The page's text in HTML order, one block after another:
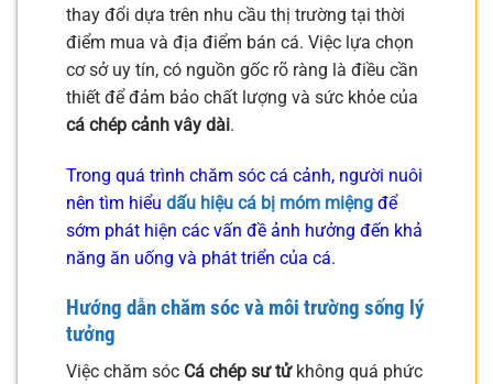
thay đổi dựa trên nhu cầu thị trường tại thời
điểm mua và địa điểm bán cá. Việc lựa chọn
cơ sở uy tín, có nguồn gốc rõ ràng là điều cần
thiết để đảm bảo chất lượng và sức khỏe của
cá chép cảnh vây dài.
Trong quá trình chăm sóc cá cảnh, người nuôi
nên tìm hiểu dấu hiệu cá bị móm miệng để
sớm phát hiện các vấn đề ảnh hưởng đến khả
năng ăn uống và phát triển của cá.
Hướng dẫn chăm sóc và môi trường sống lý
tưởng
Việc chăm sóc Cá chép sư tửkhông quá phức